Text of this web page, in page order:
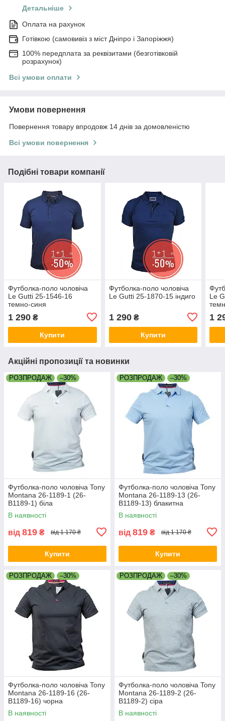
Детальніше
Оплата на рахунок
Готівкою (самовивіз з міст Дніпро і Запоріжжя)
100% передплата за реквізитами (безготівковій
розрахунок)
Всі умови оплати
Умови повернення
Повернення товару впродовж 14 днів за домовленістю
Всі умови повернення
Подібні товари компанії
Футболка-поло чоловіча
Le Gutti 25-1546-16
темно-синя
1 290 ₴
Купити
Футболка-поло чоловіча
Le Gutti 25-1870-15 індиго
1 290₴
Купити
Le
1
Акційні пропозиції та новинки
РОЗПРОДАЖ –30%
Футболка-поло чоловіча Tony
Montana 26-1189-1 (26-
B1189-1) біла
В наявності
від 819 ₴ від 1 170 ₴
Купити
РОЗПРОДАЖ –30%
Футболка-поло чоловіча Tony
Montana 26-1189-13 (26-
B1189-13) блакитна
В наявності
від 819 ₴ від 1 170 ₴
Купити
РОЗПРОДАЖ –30%
Футболка-поло чоловіча Tony
Montana 26-1189-16 (26-
B1189-16) чорна
В наявності
РОЗПРОДАЖ –30%
Футболка-поло чоловіча Tony
Montana 26-1189-2 (26-
B1189-2) сіра
В наявності